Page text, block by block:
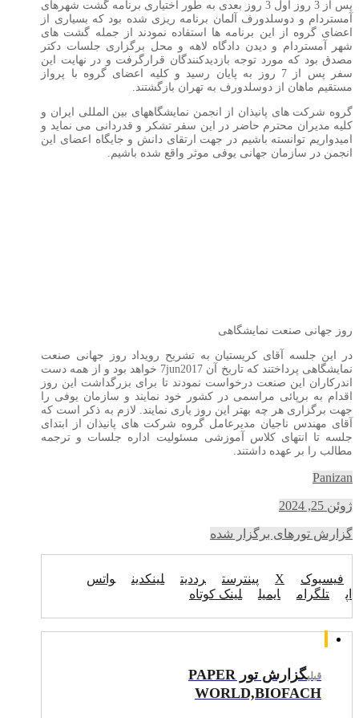
پس از 3 روز اول 3 روز بعدی به طور اختیاری برنامه گشت شهرهای
آمستردام و دوسلدورف آلمان برنامه ریزی شده بود که بسیاری از
اعضای گروه از این برنامه ها استفاده نمودند از جمله گشت های
شهر آمستردام و دیدن دادگاه لاهه و محل برگزاری جلسات دکتر
مصدق بود که مورد توجه بازدیدکنندگان قرارگرفت و در نهایت این
سفر پس از 7 روز به پایان رسید و کلیه اعضای گروه با پرواز
مستقیم ماهان از دوسلدورف به تهران بازگشتند.
گروه شرکت های پانیذان از انجمن نمایشگاههای بین المللی ایران و
کلیه مدیران محترم حاضر در این سفر تشکر و قدردانی می نماید و
امیدواریم توانسته باشیم در جهت ارتقای دانش و جایگاه اعضای این
انجمن در سازمان جهانی یوفی موثر واقع شده باشیم.
روز جهانی صنعت نمایشگاهی
در این جلسه آقای کریستیان به تشریح رویداد روز جهانی صنعت
نمایشگاهی پرداختند که تاریخ آن 7jun2017 خواهد بود و از همه دست
اندرکاران این صنعت درخواست نمودند تا برای بزرگداشت این روز
اقدام به برپائی مراسمی در کشور خود نمایند و سازمان یوفی را
جهت برگزاری هر چه بهتر این روز یاری نمایند. لازم به ذکر است که
آقای مهندس ناجیان مدیرعامل گروه شرکت های پانیذان از ابتدای
جلسه تا انتهای کلاس آموزشی مسئولیت اداره جلسات و ترجمه
مطالب را بر عهده داشتند.
Panizan
ژوئن 25, 2024
گزارش تورهای برگزار شده
فیسبوک X پینترست رددیت لینکدین
واتس
اپ
تلگرام ایمیل لینک کوتاه
قبلی
گزارش تور PAPER
WORLD,BIOFACH